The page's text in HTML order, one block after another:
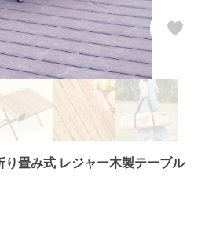
り畳み式 レジャー木製テーブル